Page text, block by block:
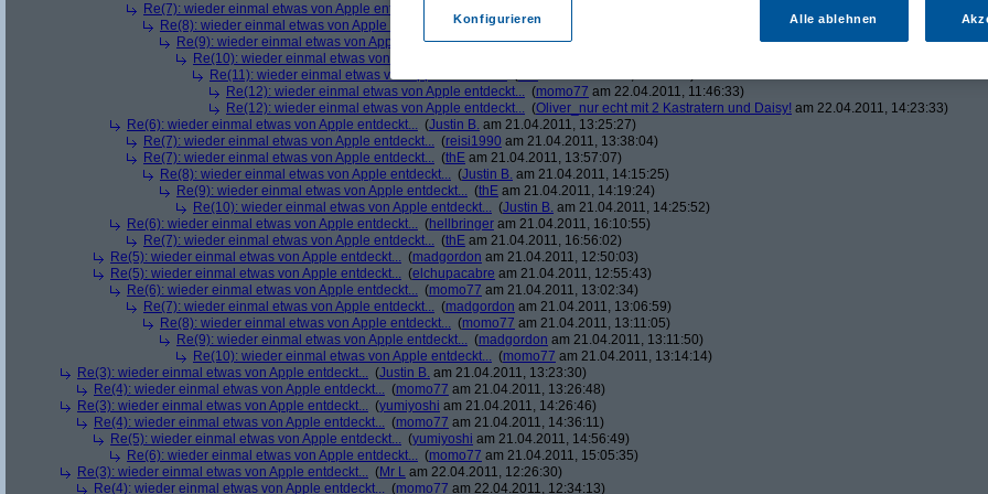
Re(7): wieder einmal etwas von Apple entdeckt...
Re(8): wieder einmal etwas von Apple entdeckt...
(momo77am 21.04.2011, 14:51:30)
Re(9): wieder einmal etwas von Apple entdeckt...(thEam 21.04.2011, 16:03:12)
Re(10): wieder einmal etwas von Apple entdeckt...
Re(11): wieder einmal etwas von Apple entdeckt...
Re(12): wieder einmal etwas von Apple entdeckt... (momo77 am 22.04.2011, 11:46:33)
Re(12): wieder einmal etwas von Apple entdeckt... (Oliver_nur echt mit 2 Kastratern und Daisy! am 22.04.2011, 14:23:33)
Re(6): wieder einmal etwas von Apple entdeckt... (Justin B. am 21.04.2011, 13:25:27)
Re(7): wieder einmal etwas von Apple entdeckt... (reisi1990 am 21.04.2011, 13:38:04)
Re(7): wieder einmal etwas von Apple entdeckt... (thE am 21.04.2011, 13:57:07)
Re(8): wieder einmal etwas von Apple entdeckt... (Justin B. am 21.04.2011, 14:15:25)
Re(9): wieder einmal etwas von Apple entdeckt... (thE am 21.04.2011, 14:19:24)
Re(10): wieder einmal etwas von Apple entdeckt... (Justin B. am 21.04.2011, 14:25:52)
Re(6): wieder einmal etwas von Apple entdeckt... (hellbringer am 21.04.2011, 16:10:55)
Re(7): wieder einmal etwas von Apple entdeckt... (thE am 21.04.2011, 16:56:02)
Re(5): wieder einmal etwas von Apple entdeckt... (madgordon am 21.04.2011, 12:50:03)
Re(5): wieder einmal etwas von Apple entdeckt... (elchupacabre am 21.04.2011, 12:55:43)
Re(6): wieder einmal etwas von Apple entdeckt... (momo77 am 21.04.2011, 13:02:34)
Re(7): wieder einmal etwas von Apple entdeckt... (madgordon am 21.04.2011, 13:06:59)
Re(8): wieder einmal etwas von Apple entdeckt... (momo77 am 21.04.2011, 13:11:05)
Re(9): wieder einmal etwas von Apple entdeckt... (madgordon am 21.04.2011, 13:11:50)
Re(10): wieder einmal etwas von Apple entdeckt... (momo77 am 21.04.2011, 13:14:14)
Re(3): wieder einmal etwas von Apple entdeckt... (Justin B. am 21.04.2011, 13:23:30)
Re(4): wieder einmal etwas von Apple entdeckt... (momo77 am 21.04.2011, 13:26:48)
Re(3): wieder einmal etwas von Apple entdeckt... (yumiyoshi am 21.04.2011, 14:26:46)
Re(4): wieder einmal etwas von Apple entdeckt... (momo77 am 21.04.2011, 14:36:11)
Re(5): wieder einmal etwas von Apple entdeckt... (yumiyoshi am 21.04.2011, 14:56:49)
Re(6): wieder einmal etwas von Apple entdeckt... (momo77 am 21.04.2011, 15:05:35)
Re(3): wieder einmal etwas von Apple entdeckt... (Mr L am 22.04.2011, 12:26:30)
Re(4): wieder einmal etwas von Apple entdeckt... (momo77 am 22.04.2011, 12:34:13)
Konfigurieren Alle ablehnen